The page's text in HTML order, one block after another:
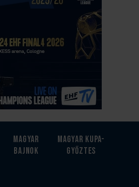
Magyar
bajnok
Magyar kupa-
győztes